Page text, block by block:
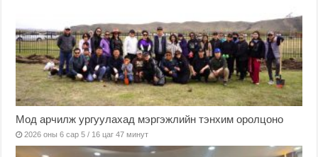
Мод арчилж ургуулахад мэргэжлийн тэнхим оролцоно
2026 оны 6 сар 5 / 16 цаг 47 минут